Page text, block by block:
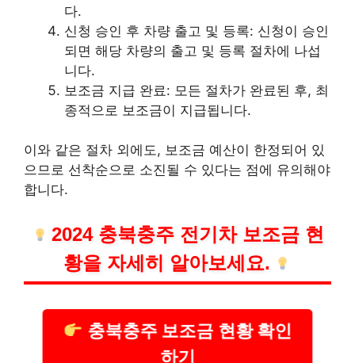
다.
신청 승인 후 차량 출고 및 등록: 신청이 승인
되면 해당 차량의 출고 및 등록 절차에 나섭
니다.
보조금 지급 완료: 모든 절차가 완료된 후, 최
종적으로 보조금이 지급됩니다.
이와 같은 절차 외에도, 보조금 예산이 한정되어 있
으므로 선착순으로 소진될 수 있다는 점에 유의해야
합니다.
2024 충북충주 전기차 보조금 현
황을 자세히 알아보세요.
충북충주 보조금 현황 확인
하기